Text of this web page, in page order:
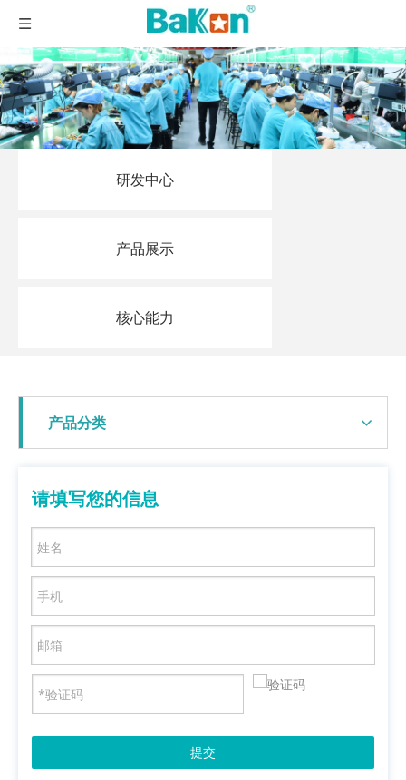
研发中心
产品展示
核心能力
产品分类
请填写您的信息
提交